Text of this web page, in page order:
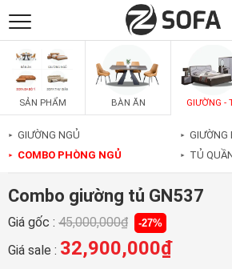
SẢN PHẨM
SOFAS
PHÒNG ĂN
PHÒNG KHÁCH
SẢN PHẨM BÀN ĂN GIƯỜNG -
► GIƯỜNG NGỦ
► COMBO PHÒNG NGỦ
► GIƯỜNG
► TỦ
Combo giường tủ GN537
Giá gốc : 45,000,000₫ -27%
Giá sale : 32,900,000₫